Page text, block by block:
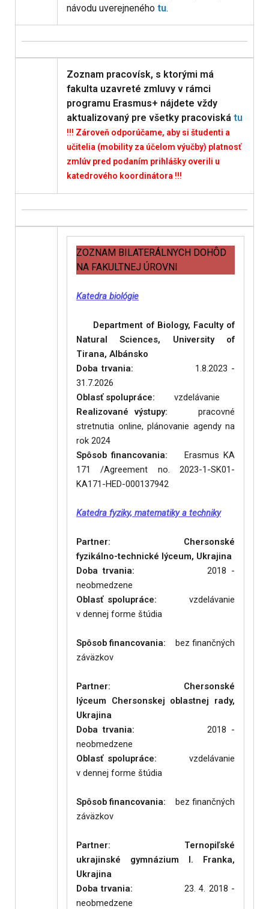
návodu uverejneného tu.
Zoznam pracovísk, s ktorými má
fakulta uzavreté zmluvy v rámci
programu Erasmus+ nájdete vždy
aktualizovaný pre všetky pracoviská tu
!!! Zároveň odporúčame, aby si študenti a
učitelia (mobility za účelom výučby) platnosť
zmlúv pred podaním prihlášky overili u
katedrového koordinátora !!!
ZOZNAM BILATERÁLNYCH DOHÔD
NA FAKULTNEJ ÚROVNI
Katedra biológie
Department of Biology, Faculty of
Natural Sciences, University of
Tirana, Albánsko
Doba trvania: 1.8.2023 -
31.7.2026
Oblasť spolupráce: vzdelávanie
Realizované výstupy: pracovné
stretnutia online, plánovanie agendy na
rok 2024
Spôsob financovania: Erasmus KA
171 /Agreement no. 2023-1-SK01-
KA171-HED-000137942
Katedra fyziky, matematiky a techniky
Partner: Chersonské
fyzikálno-technické lýceum, Ukrajina
Doba trvania:2018 -
neobmedzene
Oblasť spolupráce: vzdelávanie
v dennej forme štúdia
Spôsob financovania: bez finančných
záväzkov
Partner: Chersonské
lýceum Chersonskej oblastnej rady,
Ukrajina
Doba trvania:2018 -
neobmedzene
Oblasť spolupráce: vzdelávanie
v dennej forme štúdia
Spôsob financovania: bez finančných
záväzkov
Partner: Ternopiľské
ukrajinské gymnázium I. Franka,
Ukrajina
Doba trvania: 23. 4. 2018 -
neobmedzene